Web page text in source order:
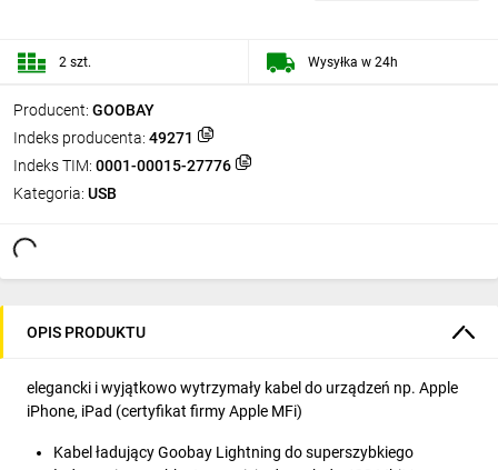
Producent: GOOBAY
Indeks producenta: 49271
Indeks TIM: 0001-00015-27776
Kategoria: USB
2 szt. Wysyłka w 24h
OPIS PRODUKTU
elegancki i wyjątkowo wytrzymały kabel do urządzeń np. Apple
iPhone, iPad (certyfikat firmy Apple MFi)
Kabel ładujący Goobay Lightning do superszybkiego